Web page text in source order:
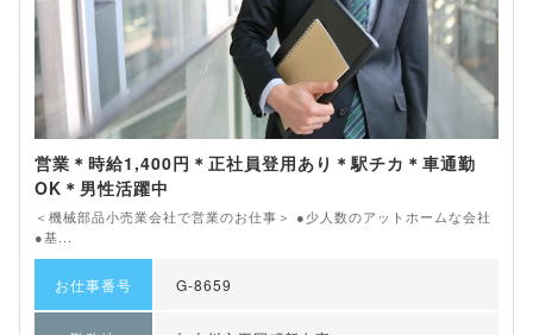
営業＊時給1,400円＊正社員登用あり＊駅チカ＊車通勤
OK＊男性活躍中
＜機械部品小売業会社で営業のお仕事＞ ●少人数のアットホームな会社
●基...
お仕事番号 G-8659